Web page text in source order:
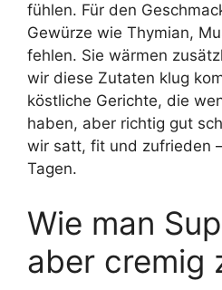
fühlen. Für den
Gewürze wie Thymian,
fehlen. Sie wärmen
wir diese Zutaten klug
köstliche Gerichte, die
haben, aber richtig gut
wir satt, fit und zufrieden
Tagen.
Wie man
aber cremig